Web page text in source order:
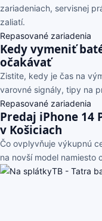
zariadeniach, servisnej
zaliatí.
Repasované zariadenia
Kedy vymeniť
očakávať
Zistite, kedy je čas na
varovné signály, tipy na
Repasované zariadenia
Predaj iPhone 14
v Košiciach
Čo ovplyvňuje výkupnú
na novší model namiesto